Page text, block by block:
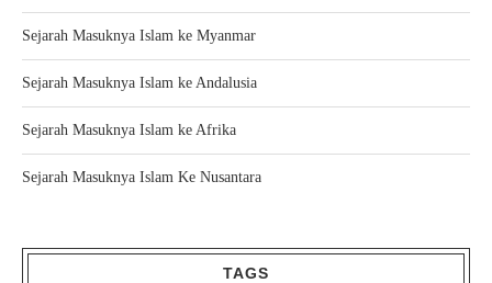
Sejarah Masuknya Islam ke Myanmar
Sejarah Masuknya Islam ke Andalusia
Sejarah Masuknya Islam ke Afrika
Sejarah Masuknya Islam Ke Nusantara
TAGS